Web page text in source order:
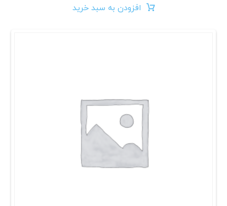
افزودن به سبد خرید